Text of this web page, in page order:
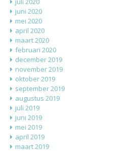
juni 2020
mei 2020
april 2020
maart 2020
februari 2020
december 2019
november 2019
oktober 2019
september 2019
augustus 2019
juli 2019
juni 2019
mei 2019
april 2019
maart 2019